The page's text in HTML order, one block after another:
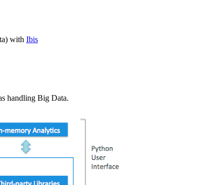
うのか？
でする
をcloseする
スする
with Ibis
handling Big Data.